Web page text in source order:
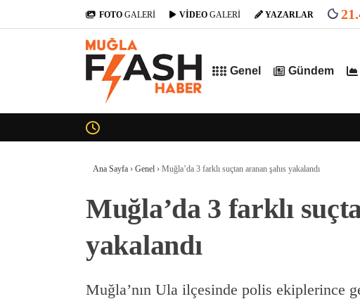
FOTO GALERİ VİDEO GALERİ YAZARLAR
Genel Gündem
Ana Sayfa › Genel › Muğla’da 3 farklı suçtan aranan şahıs yakalandı
Muğla’da 3 farklı
yakalandı
Muğla’nın Ula ilçesinde polis ekiplerince